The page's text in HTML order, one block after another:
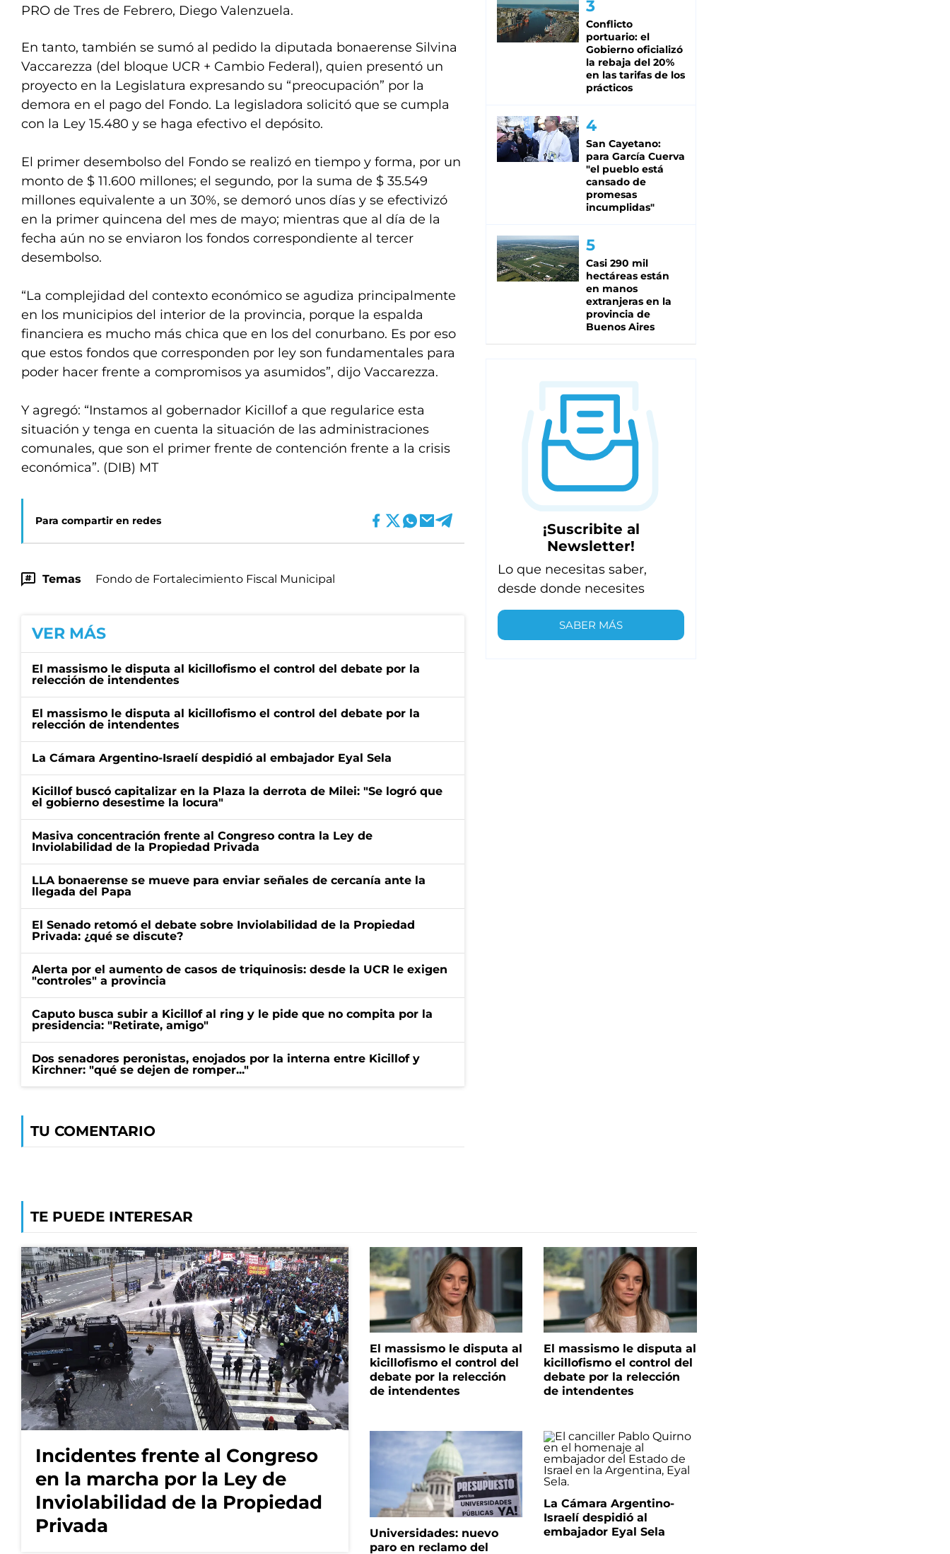
PRO de Tres de Febrero, Diego Valenzuela.
En tanto, también se sumó al pedido la diputada bonaerense Silvina
Vaccarezza (del bloque UCR + Cambio Federal), quien presentó un
proyecto en la Legislatura expresando su “preocupación” por la
demora en el pago del Fondo. La legisladora solicitó que se cumpla
con la Ley 15.480 y se haga efectivo el depósito.
El primer desembolso del Fondo se realizó en tiempo y forma, por un
monto de $ 11.600 millones; el segundo, por la suma de $ 35.549
millones equivalente a un 30%, se demoró unos días y se efectivizó
en la primer quincena del mes de mayo; mientras que al día de la
fecha aún no se enviaron los fondos correspondiente al tercer
desembolso.
“La complejidad del contexto económico se agudiza principalmente
en los municipios del interior de la provincia, porque la espalda
financiera es mucho más chica que en los del conurbano. Es por eso
que estos fondos que corresponden por ley son fundamentales para
poder hacer frente a compromisos ya asumidos”, dijo Vaccarezza.
Y agregó: “Instamos al gobernador Kicillof a que regularice esta
situación y tenga en cuenta la situación de las administraciones
comunales, que son el primer frente de contención frente a la crisis
económica”. (DIB) MT
Para compartir en redes
Temas Fondo de Fortalecimiento Fiscal Municipal
VER MÁS
El massismo le disputa al kicillofismo el control del debate por la
relección de intendentes
El massismo le disputa al kicillofismo el control del debate por la
relección de intendentes
La Cámara Argentino-Israelí despidió al embajador Eyal Sela
Kicillof buscó capitalizar en la Plaza la derrota de Milei: "Se logró que
el gobierno desestime la locura"
Masiva concentración frente al Congreso contra la Ley de
Inviolabilidad de la Propiedad Privada
LLA bonaerense se mueve para enviar señales de cercanía ante la
llegada del Papa
El Senado retomó el debate sobre Inviolabilidad de la Propiedad
Privada: ¿qué se discute?
Alerta por el aumento de casos de triquinosis: desde la UCR le exigen
"controles" a provincia
Caputo busca subir a Kicillof al ring y le pide que no compita por la
presidencia: "Retirate, amigo"
Dos senadores peronistas, enojados por la interna entre Kicillof y
Kirchner: "qué se dejen de romper..."
TU COMENTARIO
Conflicto
portuario: el
Gobierno oficializó
la rebaja del 20%
en las tarifas de los
prácticos
San Cayetano:
para García Cuerva
"el pueblo está
cansado de
promesas
incumplidas"
Casi 290 mil
hectáreas están
en manos
extranjeras en la
provincia de
Buenos Aires
¡Suscribite al
Newsletter!
Lo que necesitas saber,
desde donde necesites
SABER MÁS
TE PUEDE INTERESAR
Incidentes frente al Congreso
en la marcha por la Ley de
Inviolabilidad de la Propiedad
Privada
El massismo le disputa al
kicillofismo el control del
debate por la relección
de intendentes
El massismo le disputa al
kicillofismo el control del
debate por la relección
de intendentes
Universidades: nuevo
paro en reclamo del
La Cámara Argentino-
Israelí despidió al
embajador Eyal Sela